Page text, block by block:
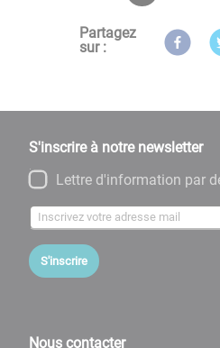
Partagez
sur :
S'inscrire à notre newsletter
Lettre d'information par
S'inscrire
Nous contacter